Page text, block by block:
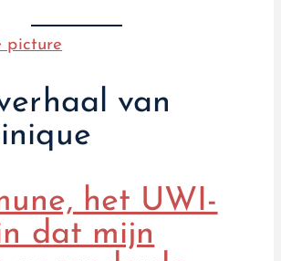
van
het UWI-
dat mijn